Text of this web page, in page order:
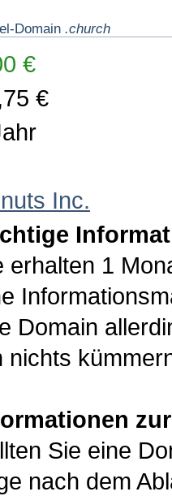
Domain .church
€
€
Inc.
erhalten 1
Domain
nichts
Sie eine
nach dem